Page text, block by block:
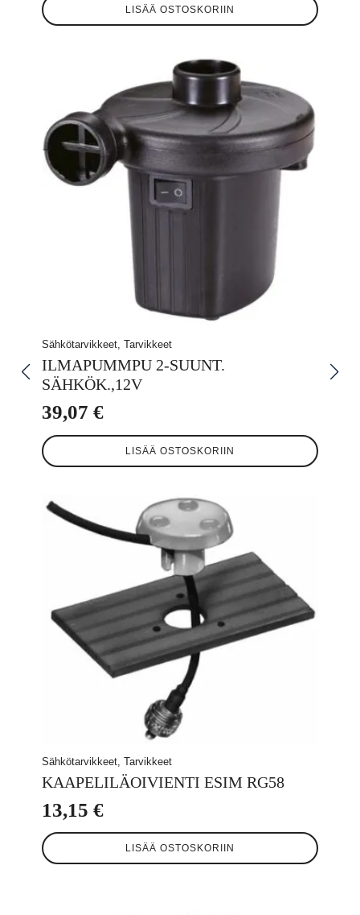
LISÄÄ OSTOSKORIIN
Sähkötarvikkeet, Tarvikkeet
ILMAPUMMPU 2-SUUNT.
SÄHKÖK.,12V
39,07 €
LISÄÄ OSTOSKORIIN
Sähkötarvikkeet, Tarvikkeet
KAAPELILÄOIVIENTI ESIM RG58
13,15 €
LISÄÄ OSTOSKORIIN